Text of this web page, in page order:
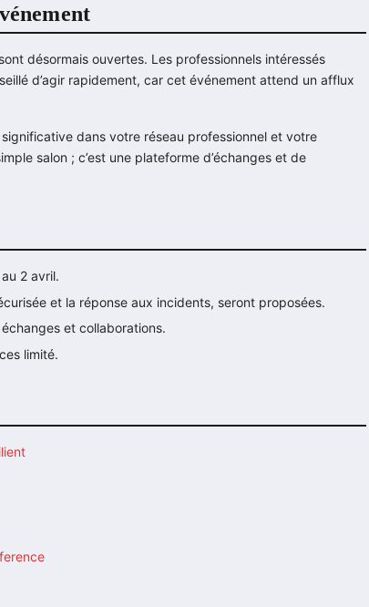
sont désormais ouvertes. Les professionnels intéressés
d’agir rapidement, car cet événement attend un afflux
dans votre réseau professionnel et votre
salon ; c’est une plateforme d’échanges et de
2 avril.
et la réponse aux incidents, seront proposées.
et collaborations.
limité.